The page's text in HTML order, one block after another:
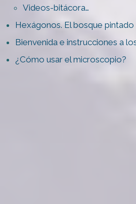
Videos-bitácora…
Hexágonos. El bosque pintado
Bienvenida e instrucciones a
¿Cómo usar el microscopio?